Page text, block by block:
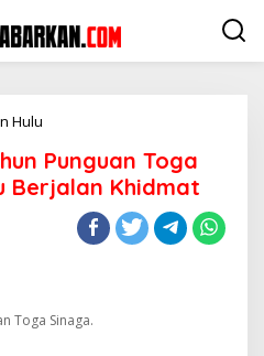
Hulu
25
Tahun
Punguan
Sinaga
Khidmat
Punguan Toga
Berjalan Khidmat
Toga Sinaga.